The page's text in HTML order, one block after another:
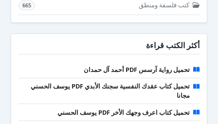
كتب فلسفة ومنطق 665
أكثر الكتب قراءة
تحميل رواية آرسس PDF أحمد آل حمدان
تحميل كتاب عقدك النفسية سجنك الأبدي PDF يوسف الحسني
مجانا
تحميل كتاب اعرف وجهك الأخر PDF يوسف الحسني